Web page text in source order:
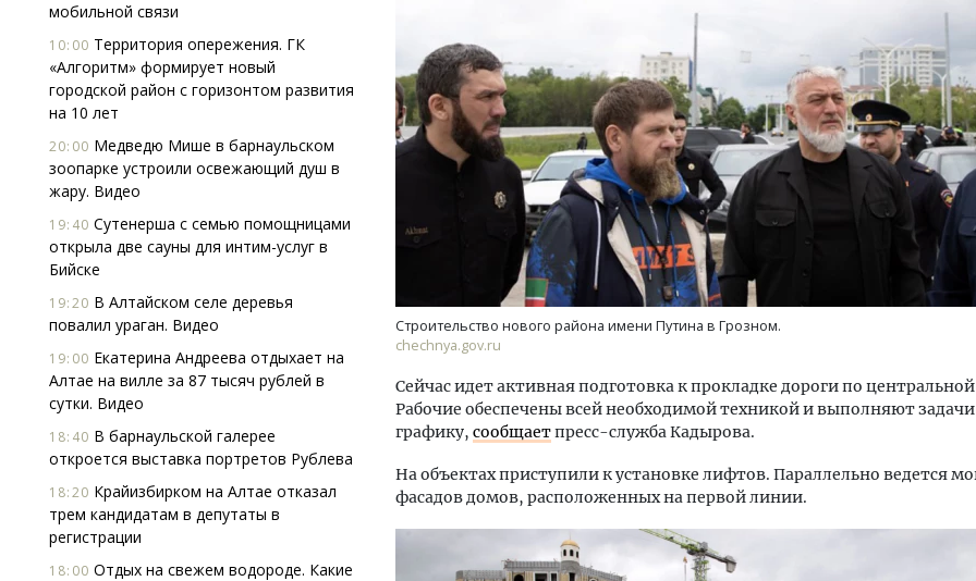
мобильной связи
10:00 Территория опережения. ГК
«Алгоритм» формирует новый
городской район с горизонтом развития
на 10 лет
20:00 Медведю Мише в барнаульском
зоопарке устроили освежающий душ в
жару. Видео
19:40 Сутенерша с семью помощницами
открыла две сауны для интим-услуг в
Бийске
19:20 В Алтайском селе деревья
повалил ураган. Видео
19:00 Екатерина Андреева отдыхает на
Алтае на вилле за 87 тысяч рублей в
сутки. Видео
18:40 В барнаульской галерее
откроется выставка портретов Рублева
18:20 Крайизбирком на Алтае отказал
трем кандидатам в депутаты в
регистрации
18:00 Отдых на свежем водороде. Какие
Строительство нового района имени Путина в Грозном.
chechnya.gov.ru
Сейчас идет активная подготовка к прокладке дороги по
Рабочие обеспечены всей необходимой техникой и выполняют задачи
графику, сообщаетпресс-служба Кадырова.
На объектах приступили к установке лифтов. Параллельно ведется
фасадов домов, расположенных на первой линии.
Архитектурный код начинается с
земли. Мощение крупноформатными
плитами становится новым
стандартом благоустройства
СТРОИТЕЛЬСТВО
Смелость архитектурных
Генеральный директор
ЗИАС — об эстетике